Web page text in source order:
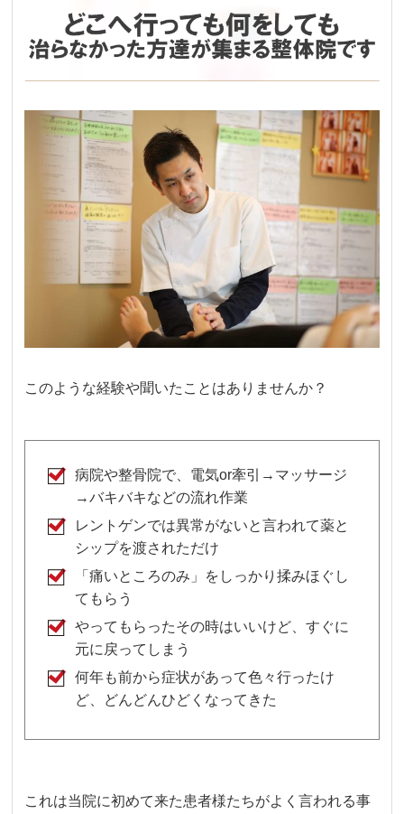
このような経験や聞いたことはありませんか？
病院や整骨院で、電気or牽引→マッサージ
→バキバキなどの流れ作業
レントゲンでは異常がないと言われて薬と
シップを渡されただけ
「痛いところのみ」をしっかり揉みほぐし
てもらう
やってもらったその時はいいけど、すぐに
元に戻ってしまう
何年も前から症状があって色々行ったけ
ど、どんどんひどくなってきた
これは当院に初めて来た患者様たちがよく言われる事